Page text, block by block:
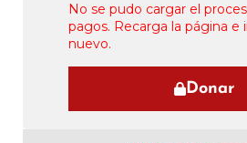
No se pudo cargar el
pagos. Recarga la página e
nuevo.
Donar